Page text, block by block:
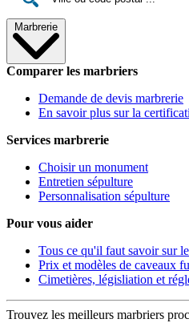
Marbrerie
Comparer les marbriers
Demande de devis marbrerie
En savoir plus sur la
Services marbrerie
Choisir un monument
Entretien sépulture
Personnalisation sépulture
Pour vous aider
Tous ce qu'il faut savoir sur
Prix et modèles de caveaux
Cimetières, législiation et
Trouvez les meilleurs marbriers